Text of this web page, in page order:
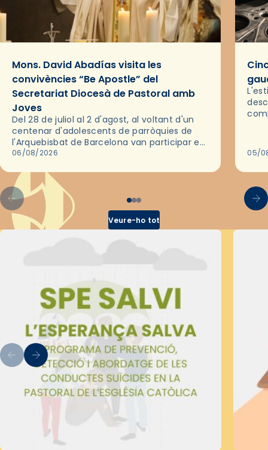
Mons. David Abadías visita les
convivències “Be Apostle” del
Secretariat Diocesà de Pastoral amb
Joves
Del 28 de juliol al 2 d'agost, al voltant d'un
centenar d'adolescents de parròquies de
l'Arquebisbat de Barcelona van participar en
les convivències Be Apostle, organitzades
06/08/2026 05/
Veure-ho tot